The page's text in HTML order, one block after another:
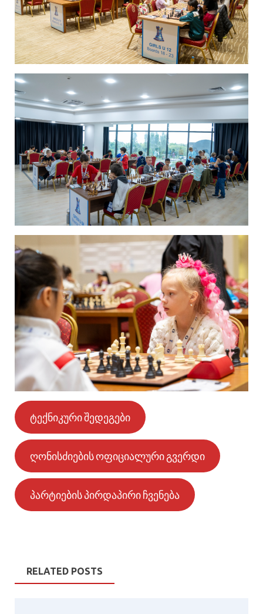
ტექნიკური შედეგები
ღონისძიების ოფიციალური გვერდი
პარტიების პირდაპირი ჩვენება
RELATED POSTS